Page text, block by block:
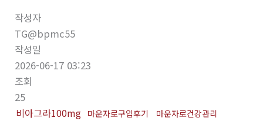
작성자
TG@bpmc55
작성일
2026-06-17 03:23
조회
25
비아그라100mg 마운자로구입후기 마운자로건강관리